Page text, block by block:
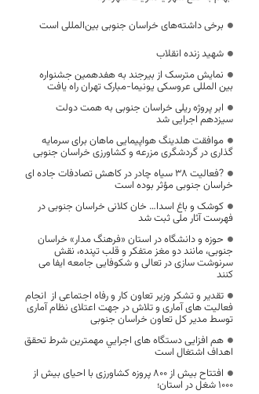
برخی داشته‌های خراسان جنوبی بین‌المللی است
شهید زنده انقلاب
نمایش مترسک از بیرجند به هفدهمین جشنواره
بین المللی عروسکی یونیما-مبارک تهران راه یافت
ابر پروژه ریلی خراسان جنوبی به همت دولت
سیزدهم اجرایی شد
موافقت هلدینگ هواپیمایی ماهان برای سرمایه
گذاری در گردشگری مزرعه و کشاورزی خراسان جنوبی
?فعالیت 38 سیاه چادر در کاهش تصادفات جاده ای
خراسان جنوبی مؤثر بوده است
کوشک و باغ اسدا… خان کلانی خراسان جنوبی در
فهرست آثار ملی ثبت شد
حوزه و دانشگاه در استان «فرهنگ مدار» خراسان
جنوبی، مانند دو مغز متفکر و قلب تپنده، نقش
سرنوشت سازی در تعالی و شکوفایی جامعه ایفا می
کنند
تقدیر و تشکر وزیر تعاون کار و رفاه اجتماعی از انجام
فعالیت های آماری و تلاش در جهت اعتلای نظام آماری
توسط مدیر کل تعاون خراسان جنوبی
هم افزایی دستگاه های اجرايي مهمترين شرط تحقق
اهداف اشتغال است
افتتاح بیش از 800 پروزه کشاورزی با احیای بیش از
1000 شغل در استان؛